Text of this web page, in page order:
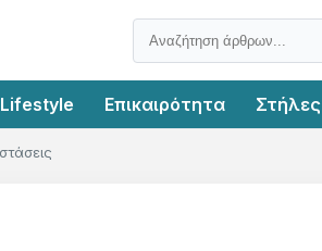
Lifestyle Επικαιρότητα Στήλες